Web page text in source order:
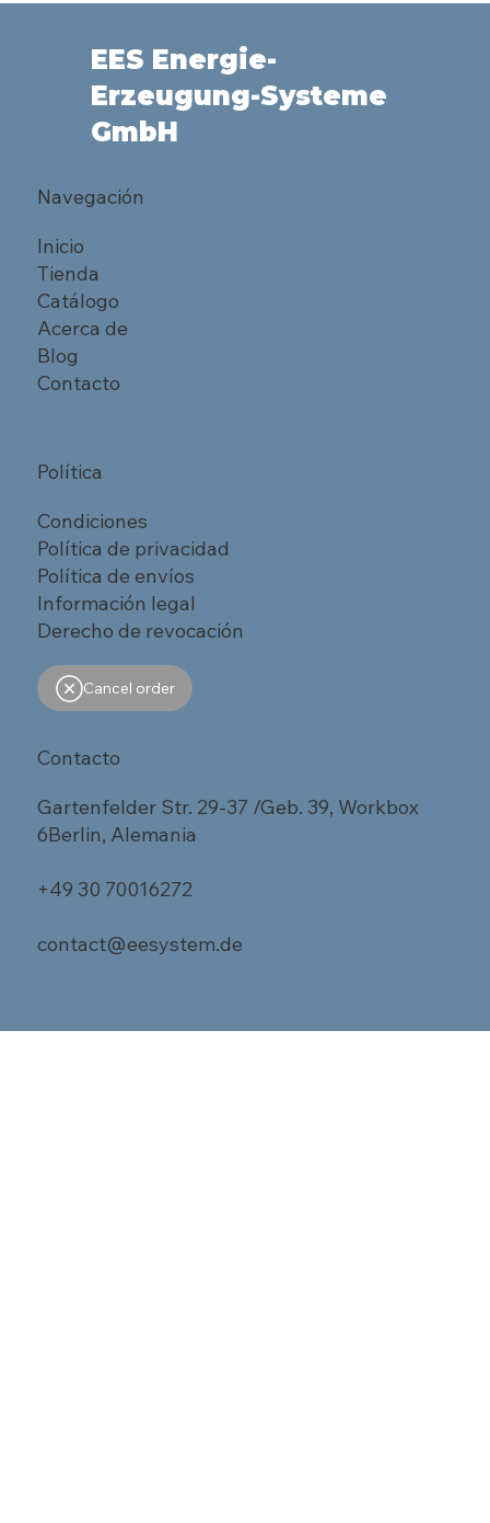
EES Energie-
Erzeugung-Systeme
GmbH
Navegación
Inicio
Tienda
Catálogo
Acerca de
Blog
Contacto
Política
Condiciones
Política de privacidad
Política de envíos
Información legal
Derecho de revocación
Cancel order
Contacto
Gartenfelder Str. 29-37 /Geb. 39, Workbox
6Berlin, Alemania
+49 30 70016272
contact@eesystem.de